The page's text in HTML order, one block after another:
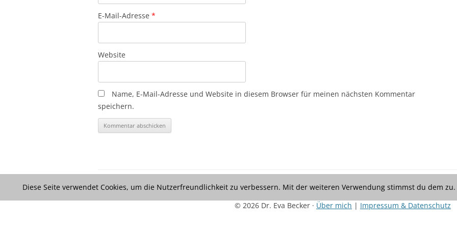
E-Mail-Adresse *
Website
Name, E-Mail-Adresse und Website in diesem Browser für meinen nächsten Kommentar
speichern.
Diese Seite verwendet Cookies, um die Nutzerfreundlichkeit zu verbessern. Mit der weiteren Verwendung stimmst du dem zu.
© 2026 Dr. Eva Becker · Über mich | Impressum & Datenschutz